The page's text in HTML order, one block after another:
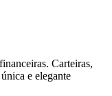
Carteiras,
e elegante